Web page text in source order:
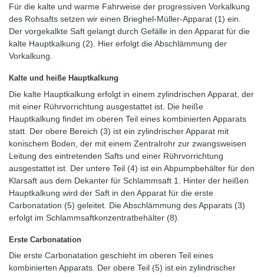
Für die kalte und warme Fahrweise der progressiven Vorkalkung
des Rohsafts setzen wir einen Brieghel-Müller-Apparat (1) ein.
Der vorgekalkte Saft gelangt durch Gefälle in den Apparat für die
kalte Hauptkalkung (2). Hier erfolgt die Abschlämmung der
Vorkalkung.
Kalte und heiße Hauptkalkung
Die kalte Hauptkalkung erfolgt in einem zylindrischen Apparat, der
mit einer Rührvorrichtung ausgestattet ist. Die heiße
Hauptkalkung findet im oberen Teil eines kombinierten Apparats
statt. Der obere Bereich (3) ist ein zylindrischer Apparat mit
konischem Boden, der mit einem Zentralrohr zur zwangsweisen
Leitung des eintretenden Safts und einer Rührvorrichtung
ausgestattet ist. Der untere Teil (4) ist ein Abpumpbehälter für den
Klarsaft aus dem Dekanter für Schlammsaft 1. Hinter der heißen
Hauptkalkung wird der Saft in den Apparat für die erste
Carbonatation (5) geleitet. Die Abschlämmung des Apparats (3)
erfolgt im Schlammsaftkonzentratbehälter (8).
Erste Carbonatation
Die erste Carbonatation geschieht im oberen Teil eines
kombinierten Apparats. Der obere Teil (5) ist ein zylindrischer